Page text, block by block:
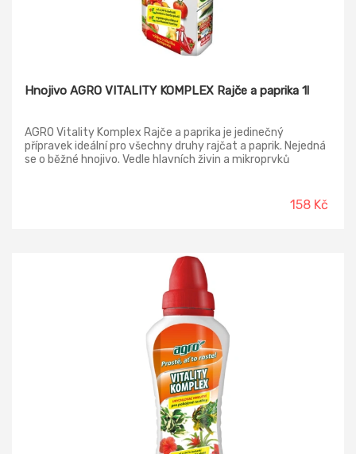
Hnojivo AGRO VITALITY KOMPLEX Rajče a paprika 1l
AGRO Vitality Komplex Rajče a paprika je jedinečný
přípravek ideální pro všechny druhy rajčat a paprik. Nejedná
se o běžné hnojivo. Vedle hlavních živin a mikroprvků
Obsahuje přírodní enzymy a humusové látky, které rostlinu
probudí k životu a dodají jí potřebnou energii k růstu a
158 Kč